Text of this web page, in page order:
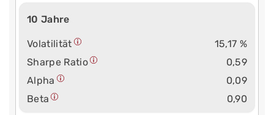
10 Jahre
Volatilität
15,17 %
Sharpe Ratio
0,59
Alpha
0,09
Beta
0,90